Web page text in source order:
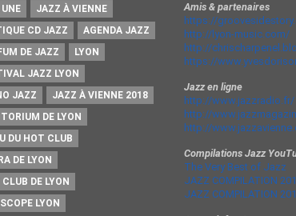
JAZZ À VIENNE
CD JAZZ
AGENDA JAZZ
DE JAZZ
LYON
JAZZ LYON
JAZZ
JAZZ À VIENNE 2018
DE LYON
DU HOT CLUB
DE LYON
DE LYON
LYON
Amis & partenaires
https://
http://lyon-music.com/
http://
https://
Jazz en ligne
http://www.jazzradio.fr/
http://
http://
Compilations Jazz
The Very Best of Jazz
JAZZ COMPILATION
JAZZ COMPILATION